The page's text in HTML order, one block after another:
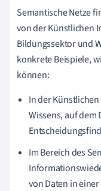
Semantische Netze
von der Künstlichen
Bildungssektor und
konkrete Beispiele,
können:
In der
Wissens, auf dem
Im Bereich des
von Daten in